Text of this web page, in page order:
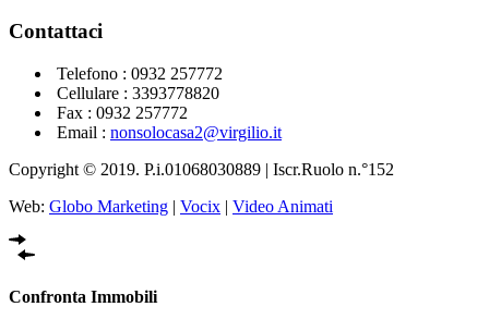
Contattaci
Telefono : 0932 257772
Cellulare : 3393778820
Fax : 0932 257772
Email : nonsolocasa2@virgilio.it
Copyright © 2019. P.i.01068030889 | Iscr.Ruolo n.°152
Web: Globo Marketing | Vocix | Video Animati
Confronta Immobili